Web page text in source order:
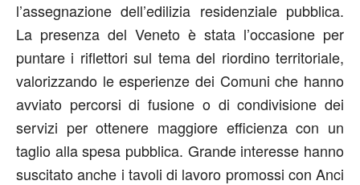
l’assegnazione dell’edilizia residenziale pubblica.
La presenza del Veneto è stata l’occasione per
puntare i riflettori sul tema del riordino territoriale,
valorizzando le esperienze dei Comuni che hanno
avviato percorsi di fusione o di condivisione dei
servizi per ottenere maggiore efficienza con un
taglio alla spesa pubblica. Grande interesse hanno
suscitato anche i tavoli di lavoro promossi con Anci